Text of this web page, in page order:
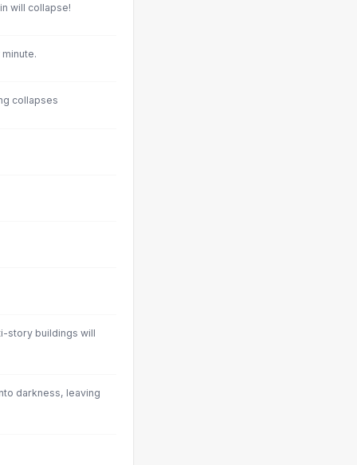
will collapse!
minute.
collapses
story buildings will
darkness, leaving